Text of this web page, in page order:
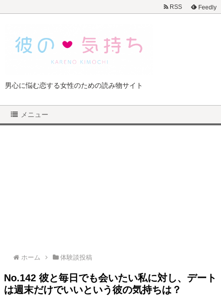
男心に悩む恋する女性のための読み物サイト
メニュー
RSS Feedly
ホーム 体験談投稿
No.142 彼と毎日でも会いたい私に対し、デート
は週末だけでいいという彼の気持ちは？